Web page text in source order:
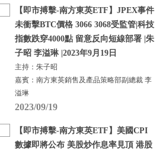
【即市搏擊-南方東英ETF】JPEX事件
未衝擊BTC價格 3066 3068受監管|科技
指數跌穿4000點 留意反向短線部署 |朱
子昭 李溢琳 |2023年9月19日
主持：朱子昭
嘉賓：南方東英銷售及產品策略部副總裁 李
溢琳
2023/09/19
【即市搏擊-南方東英ETF】美國CPI
數據即將公布 美股炒作息率見頂 港股